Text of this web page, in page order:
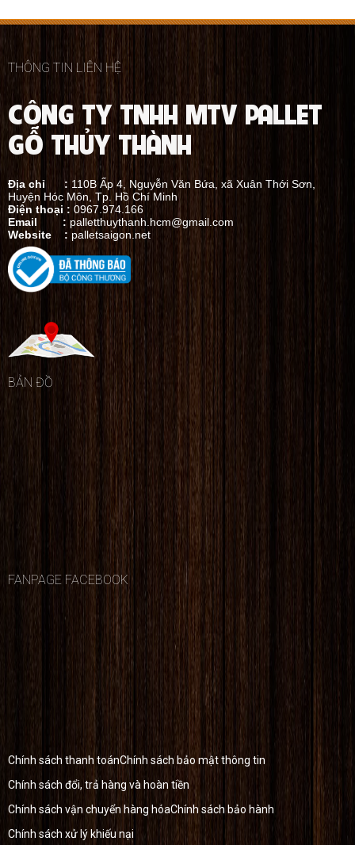
THÔNG TIN LIÊN HỆ
CÔNG TY TNHH MTV PALLET
GỖ THỦY THÀNH
Địa chỉ : 110B Ấp 4, Nguyễn Văn Bứa, xã Xuân Thới Sơn,
Huyện Hóc Môn, Tp. Hồ Chí Minh
Điện thoại : 0967.974.166
Email : palletthuythanh.hcm@gmail.com
Website : palletsaigon.net
BẢN ĐỒ
FANPAGE FACEBOOK
Chính sách thanh toánChính sách bảo mật thông tin
Chính sách đổi, trả hàng và hoàn tiền
Chính sách vận chuyển hàng hóaChính sách bảo hành
Chính sách xử lý khiếu nại